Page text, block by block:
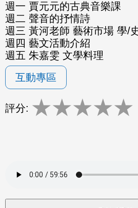
週一 賈元元的古典音樂課
週二 聲音的抒情詩
週三 黃河老師 藝術市場 學/
週四 藝文活動介紹
週五 朱嘉雯 文學料理
互動專區
評分: ★★★★★